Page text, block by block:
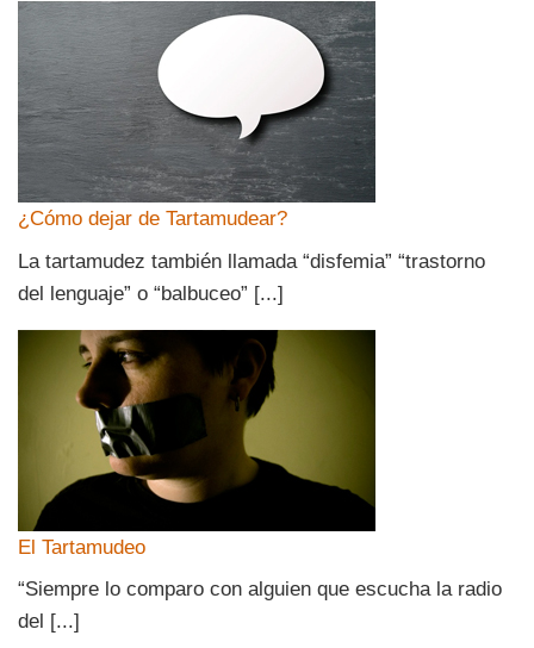
¿Cómo dejar de Tartamudear?
La tartamudez también llamada “disfemia” “trastorno
del lenguaje” o “balbuceo” [...]
El Tartamudeo
“Siempre lo comparo con alguien que escucha la radio
del [...]